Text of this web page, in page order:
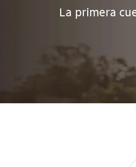
La primera